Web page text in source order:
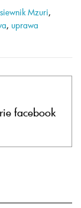
siewnik Mzuri,
, uprawa
facebook